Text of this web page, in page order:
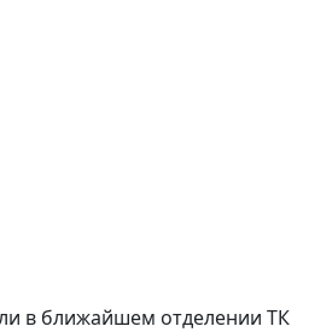
в ближайшем отделении ТК